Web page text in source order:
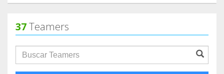
37Teamers
groupProfile.searchForm.search.text???